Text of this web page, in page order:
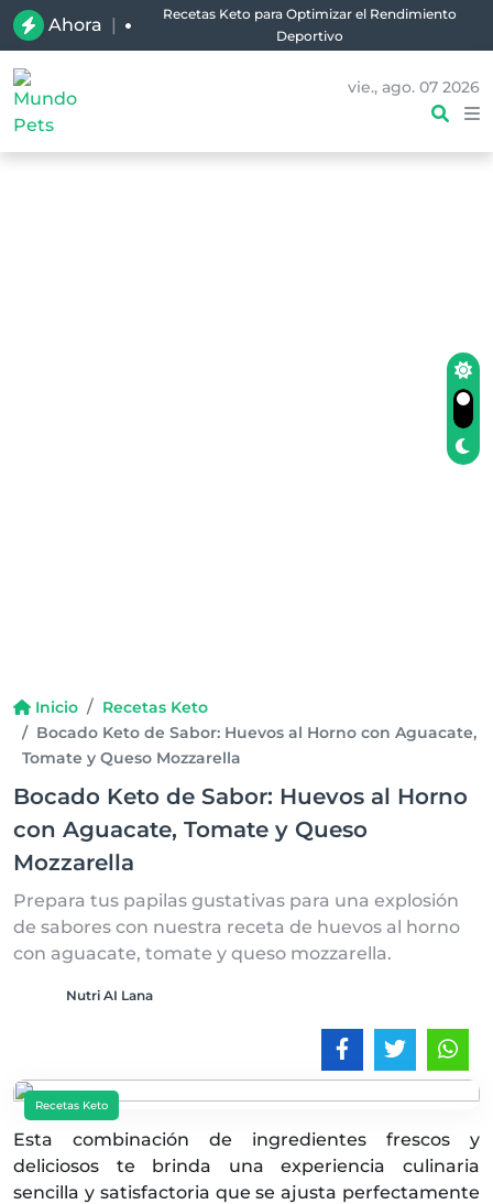
Ahora |
Recetas Keto para Optimizar el Rendimiento
Deportivo
vie., ago. 07 2026
Inicio
Recetas Keto
Bocado Keto de Sabor: Huevos al Horno con Aguacate,
Tomate y Queso Mozzarella
Bocado Keto de Sabor: Huevos al Horno
con Aguacate, Tomate y Queso
Mozzarella
Prepara tus papilas gustativas para una explosión
de sabores con nuestra receta de huevos al horno
con aguacate, tomate y queso mozzarella.
Nutri AI Lana
Recetas Keto
Esta combinación de ingredientes frescos y
deliciosos te brinda una experiencia culinaria
sencilla y satisfactoria que se ajusta perfectamente